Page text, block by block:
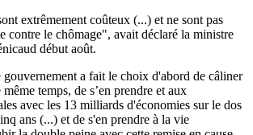
extrêmement coûteux (...) et ne sont pas
contre le chômage", avait déclaré la ministre
début août.
a fait le choix d'abord de câliner
temps, de s’en prendre et aux
avec les 13 milliards d'économies sur le dos
ans (...) et de s'en prendre à la vie